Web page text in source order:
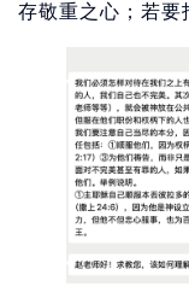
存敬重之心；若要